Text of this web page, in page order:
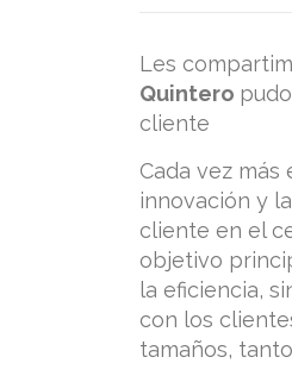
Les
Quintero
cliente
Cada vez más
innovación y
cliente en el
objetivo
la eficiencia,
con los
tamaños,